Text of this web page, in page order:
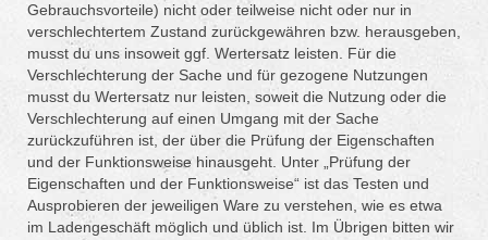
Gebrauchsvorteile) nicht oder teilweise nicht oder nur in
verschlechtertem Zustand zurückgewähren bzw. herausgeben,
musst du uns insoweit ggf. Wertersatz leisten. Für die
Verschlechterung der Sache und für gezogene Nutzungen
musst du Wertersatz nur leisten, soweit die Nutzung oder die
Verschlechterung auf einen Umgang mit der Sache
zurückzuführen ist, der über die Prüfung der Eigenschaften
und der Funktionsweise hinausgeht. Unter „Prüfung der
Eigenschaften und der Funktionsweise“ ist das Testen und
Ausprobieren der jeweiligen Ware zu verstehen, wie es etwa
im Ladengeschäft möglich und üblich ist. Im Übrigen bitten wir